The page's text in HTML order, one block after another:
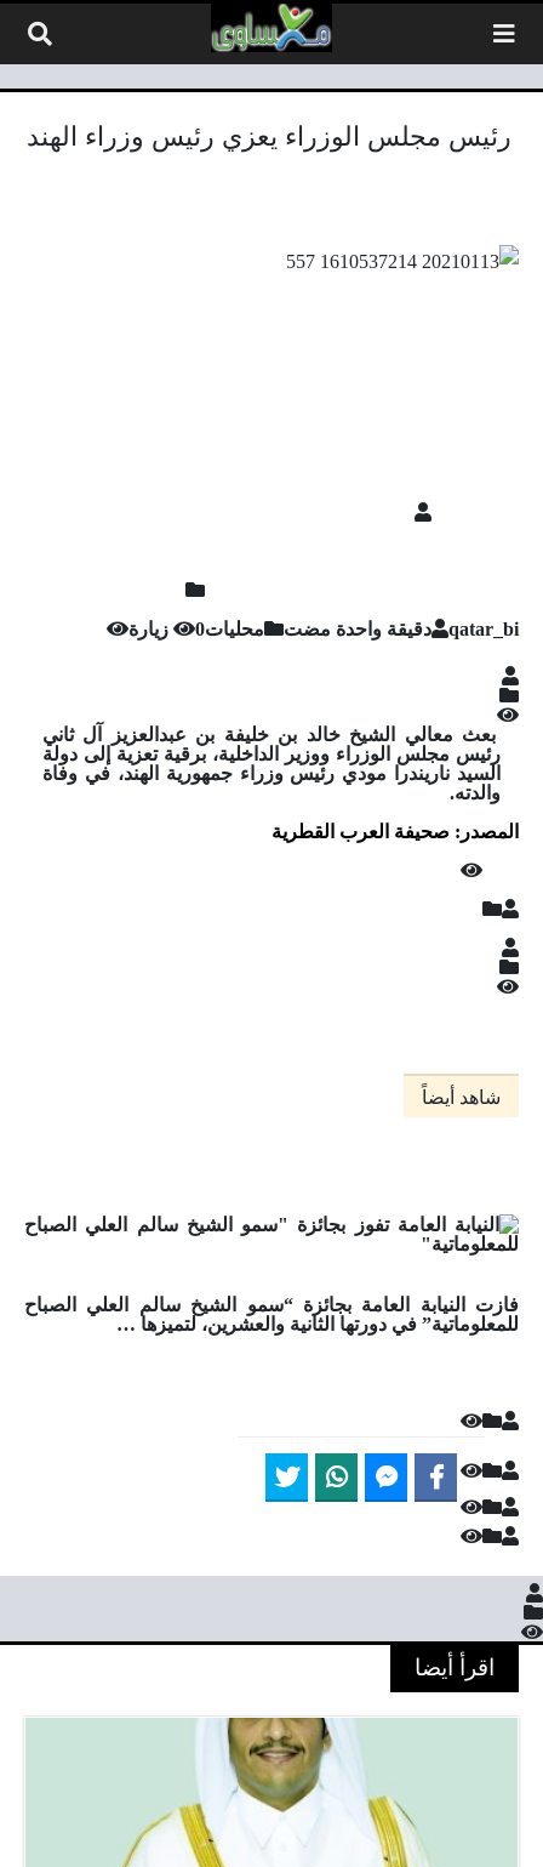
رئيس مجلس الوزراء يعزي رئيس وزراء الهند
qatar_bi ‏دقيقة واحدة مضت محليات0 زيارة
بعث معالي الشيخ خالد بن خليفة بن عبدالعزيز آل ثاني
رئيس مجلس الوزراء ووزير الداخلية، برقية تعزية إلى دولة
السيد ناريندرا مودي رئيس وزراء جمهورية الهند، في وفاة
والدته.
المصدر: صحيفة العرب القطرية
شاهد أيضاً
فازت النيابة العامة بجائزة “سمو الشيخ سالم العلي الصباح
للمعلوماتية” في دورتها الثانية والعشرين، لتميزها …
اقرأ أيضا